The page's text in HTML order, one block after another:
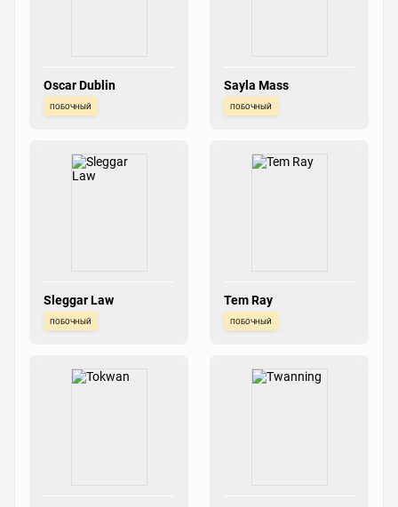
Oscar Dublin
побочный
Sayla Mass
побочный
Sleggar Law
побочный
Tem Ray
побочный